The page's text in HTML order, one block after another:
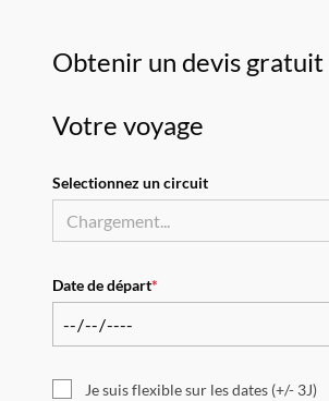
Obtenir un devis gratuit
Votre voyage
Selectionnez un circuit
Date de départ*
Je suis flexible sur les dates (+/- 3J)